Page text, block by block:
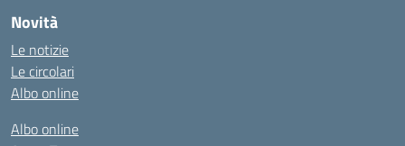
Novità
Le notizie
Le circolari
Albo online
Albo online